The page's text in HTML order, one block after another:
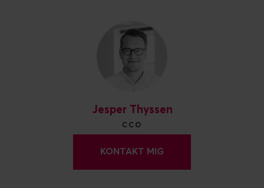
Jesper Thyssen
CCO
KONTAKT MIG